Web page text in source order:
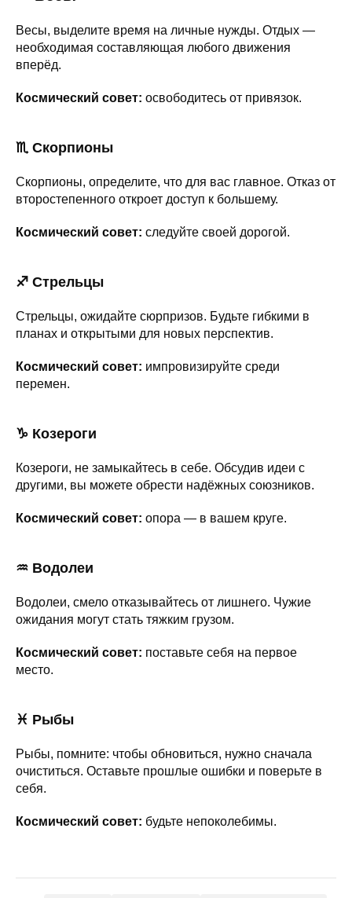
Весы, выделите время на личные нужды. Отдых —
необходимая составляющая любого движения
вперёд.
Космический совет: освободитесь от привязок.
♏ Скорпионы
Скорпионы, определите, что для вас главное. Отказ от
второстепенного откроет доступ к большему.
Космический совет: следуйте своей дорогой.
♐ Стрельцы
Стрельцы, ожидайте сюрпризов. Будьте гибкими в
планах и открытыми для новых перспектив.
Космический совет: импровизируйте среди
перемен.
♑ Козероги
Козероги, не замыкайтесь в себе. Обсудив идеи с
другими, вы можете обрести надёжных союзников.
Космический совет: опора — в вашем круге.
♒ Водолеи
Водолеи, смело отказывайтесь от лишнего. Чужие
ожидания могут стать тяжким грузом.
Космический совет: поставьте себя на первое
место.
♓ Рыбы
Рыбы, помните: чтобы обновиться, нужно сначала
очиститься. Оставьте прошлые ошибки и поверьте в
себя.
Космический совет: будьте непоколебимы.